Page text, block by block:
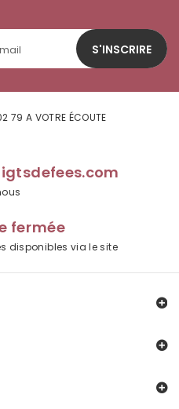
S'INSCRIRE
79 A VOTRE ÉCOUTE
fermée
disponibles via le site